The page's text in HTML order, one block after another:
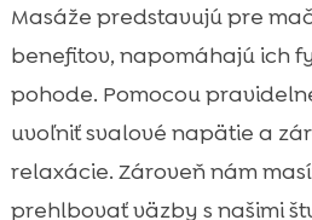
Masáže predstavujú pre
benefitov, napomáhajú ich
pohode. Pomocou
uvoľniť svalové napätie a
relaxácie. Zároveň nám
prehlbovať väzby s našimi